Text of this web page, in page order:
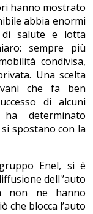
hanno mostrato
abbia enormi
di salute e lotta
sempre più
condivisa,
Una scelta
che fa ben
di alcuni
determinato
spostano con la
Enel, si è
dell'’auto
non ne hanno
che blocca l’auto